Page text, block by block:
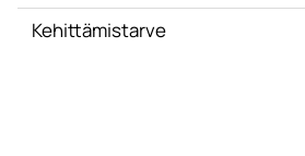
Kehittämistarve